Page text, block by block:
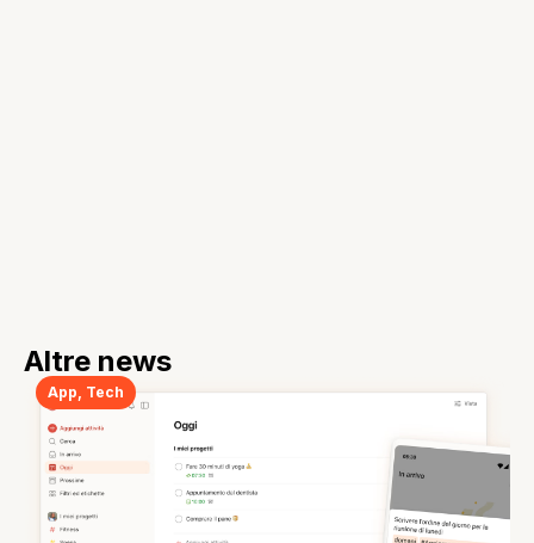
Altre news
App Tech